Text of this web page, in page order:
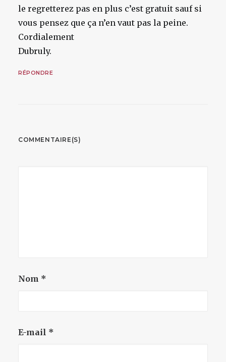
le regretterez pas en plus c’est gratuit sauf si
vous pensez que ça n’en vaut pas la peine.
Cordialement
Dubruly.
RÉPONDRE
COMMENTAIRE(S)
Nom *
E-mail *